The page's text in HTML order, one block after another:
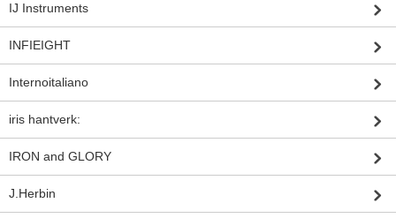
IJ Instruments
INFIEIGHT
Internoitaliano
iris hantverk:
IRON and GLORY
J.Herbin